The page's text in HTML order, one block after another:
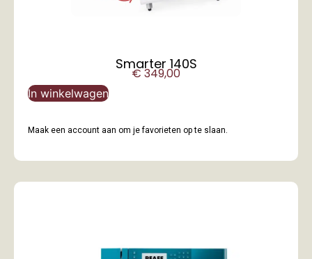
Smarter 140S
€349,00
In winkelwagen
Maak een account aan om je favorieten op te slaan.